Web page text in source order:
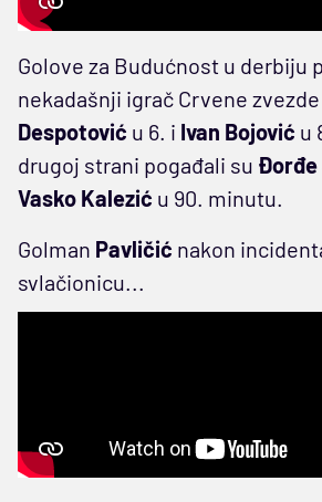
Golove za Budućnost u derbiju
nekadašnji igrač Crvene zvezde
Despotović u 6. i Ivan Bojović u
drugoj strani pogađali su
Vasko Kalezić u 90. minutu.
Golman Pavličić nakon
svlačionicu...